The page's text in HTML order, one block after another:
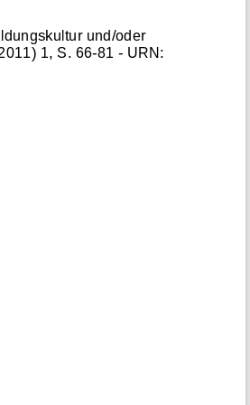
und/oder
1, S. 66-81 - URN: